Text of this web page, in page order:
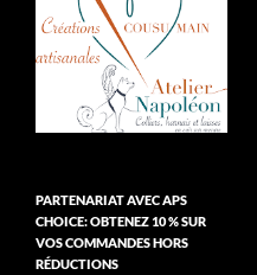
PARTENARIAT AVEC APS
CHOICE: OBTENEZ 10 % SUR
VOS COMMANDES HORS
RÉDUCTIONS